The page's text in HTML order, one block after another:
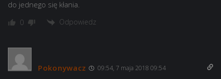
do jednego się kłania.
0 Odpowiedz
Pokonywacz 09:54, 7 maja 2018 09:54